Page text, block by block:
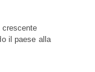
crescente
il paese alla